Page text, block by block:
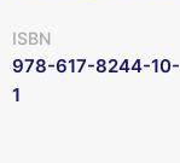
ISBN
978-617-8244-10-
1